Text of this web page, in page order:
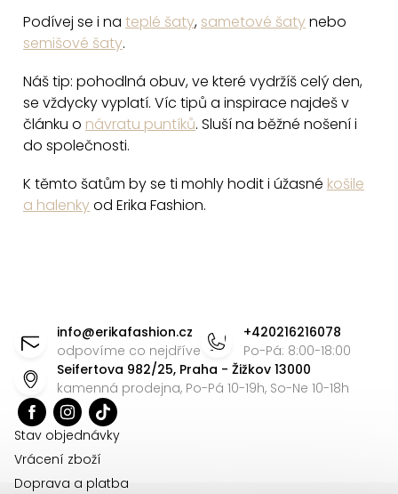
ý
s
u
Podívej se i na teplé šaty, sametové šatynebo
semišové šaty.
Náš tip: pohodlná obuv, ve které vydržíš celý den,
se vždycky vyplatí. Víc tipů a inspirace najdeš v
článku o návratu puntíků. Sluší na běžné nošení i
do společnosti.
K těmto šatům by se ti mohly hodit i úžasné košile
a halenkyod Erika Fashion.
info@erikafashion.cz
odpovíme co nejdříve
+420216216078
Po-Pá: 8:00-18:00
Seifertova 982/25, Praha - Žižkov 13000
kamenná prodejna, Po-Pá 10-19h, So-Ne 10-18h
Stav objednávky
Vrácení zboží
Doprava a platba